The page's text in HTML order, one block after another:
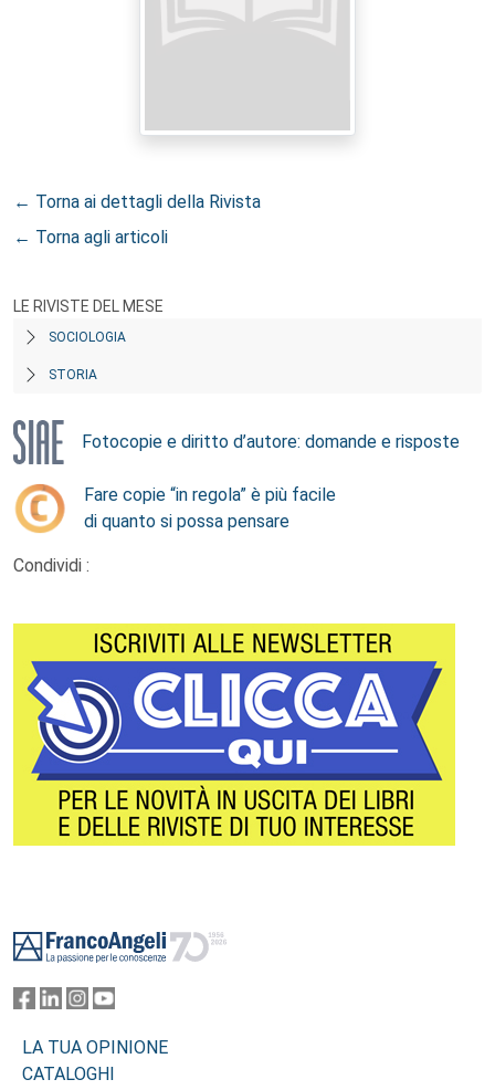
← Torna ai dettagli della Rivista
← Torna agli articoli
LE RIVISTE DEL MESE
SOCIOLOGIA
STORIA
Fotocopie e diritto d’autore: domande e risposte
Fare copie “in regola” è più facile
di quanto si possa pensare
Condividi :
LA TUA OPINIONE
CATALOGHI